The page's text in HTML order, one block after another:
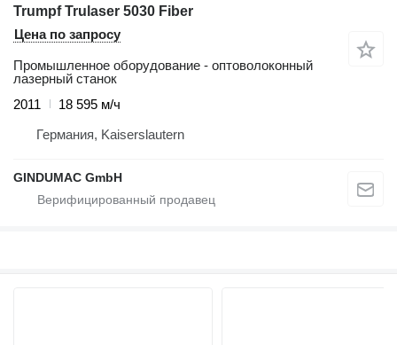
Trumpf Trulaser 5030 Fiber
Цена по запросу
Промышленное оборудование - оптоволоконный
лазерный станок
2011
18 595 м/ч
Германия, Kaiserslautern
GINDUMAC GmbH